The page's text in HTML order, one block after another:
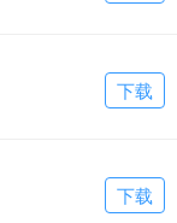
下载
下载